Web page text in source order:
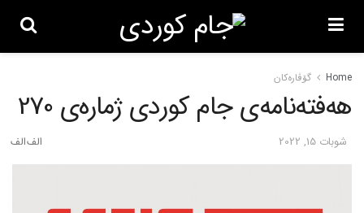
Home گۆڤاره‌کان
هەفتەنامەی جام کوردی ژمارەی 270
شوبات 15, 2022